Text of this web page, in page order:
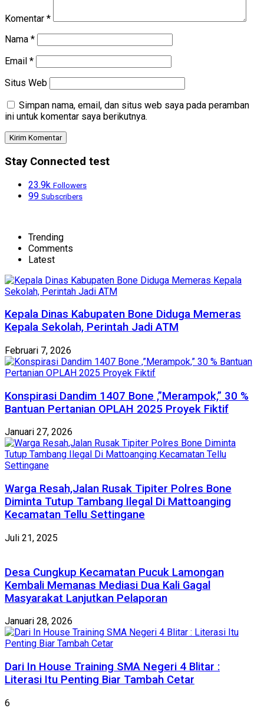
Komentar *
Nama *
Email *
Situs Web
Simpan nama, email, dan situs web saya pada peramban
ini untuk komentar saya berikutnya.
Stay Connected test
23.9k Followers
99 Subscribers
Trending
Comments
Latest
Kepala Dinas Kabupaten Bone Diduga Memeras
Kepala Sekolah, Perintah Jadi ATM
Februari 7, 2026
Konspirasi Dandim 1407 Bone ,”Merampok,” 30 %
Bantuan Pertanian OPLAH 2025 Proyek Fiktif
Januari 27, 2026
Warga Resah,Jalan Rusak Tipiter Polres Bone
Diminta Tutup Tambang Ilegal Di Mattoanging
Kecamatan Tellu Settingane
Juli 21, 2025
Desa Cungkup Kecamatan Pucuk Lamongan
Kembali Memanas Mediasi Dua Kali Gagal
Masyarakat Lanjutkan Pelaporan
Januari 28, 2026
Dari In House Training SMA Negeri 4 Blitar :
Literasi Itu Penting Biar Tambah Cetar
6